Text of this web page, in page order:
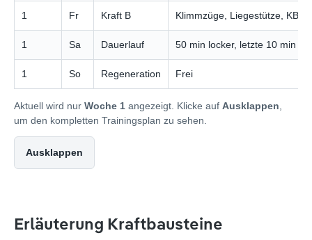
1 Fr Kraft B Klimmzüge, Liegestütze, KB
1 Sa Dauerlauf 50 min locker, letzte 10 min
1 So Regeneration Frei
Aktuell wird nur Woche 1 angezeigt. Klicke auf Ausklappen
um den kompletten Trainingsplan zu sehen.
Ausklappen
Erläuterung Kraftbausteine